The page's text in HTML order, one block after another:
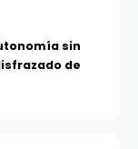
sin
de